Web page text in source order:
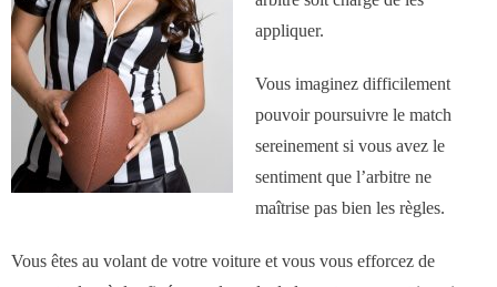
- Ingénierie des ressources humaines
des réseaux de vente
Formation
- Formations aux techniques de vente
appliquer.
Vous imaginez difficilement
pouvoir poursuivre le match
sereinement si vous avez le
sentiment que l’arbitre ne
maîtrise pas bien les règles.
Vous êtes au volant de votre voiture et vous vous efforcez de